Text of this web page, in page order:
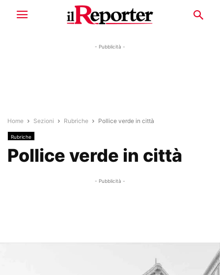
- Pubblicità -
Home Sezioni Rubriche Pollice verde in città
Rubriche
Pollice verde in città
- Pubblicità -